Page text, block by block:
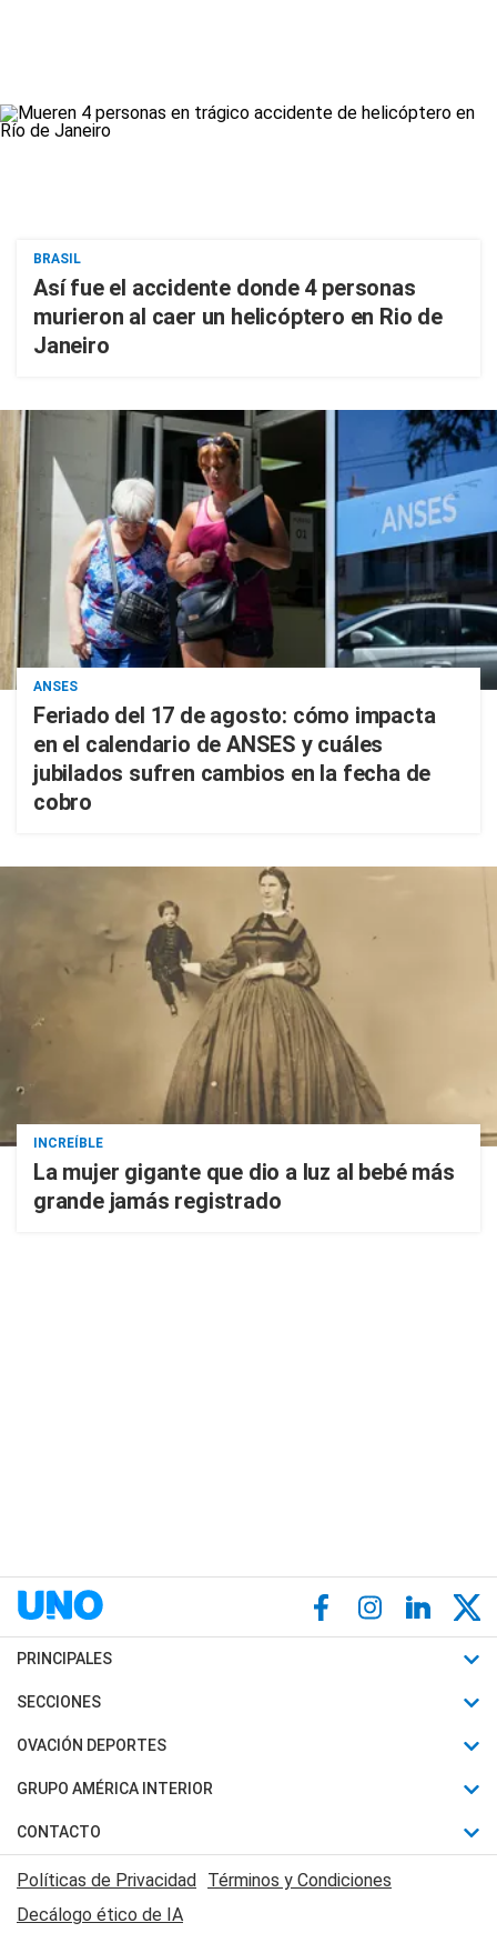
BRASIL
Así fue el accidente donde 4 personas
murieron al caer un helicóptero en Rio de
Janeiro
ANSES
Feriado del 17 de agosto: cómo impacta
en el calendario de ANSES y cuáles
jubilados sufren cambios en la fecha de
cobro
INCREÍBLE
La mujer gigante que dio a luz al bebé más
grande jamás registrado
PRINCIPALES
Últimas Noticias
Política
Judiciales
Economia
SECCIONES
Horóscopo
Motores
Trucos caseros
Series y Películas
Edictos y Solicitadas
OVACIÓN DEPORTES
Fútbol
Mundial
Automovilismo
Rugby
GRUPO AMÉRICA INTERIOR
Canal 7 en Vivo
CONTACTO
Acerca de Nosotros
Contactanos
Políticas de Privacidad Términos y Condiciones
Decálogo ético de IA